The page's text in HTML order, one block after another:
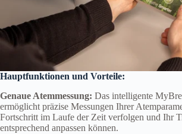
Hauptfunktionen und Vorteile:
Genaue Atemmessung: Das intelligente
ermöglicht präzise Messungen Ihrer
Fortschritt im Laufe der Zeit verfolgen und Ihr
entsprechend anpassen können.